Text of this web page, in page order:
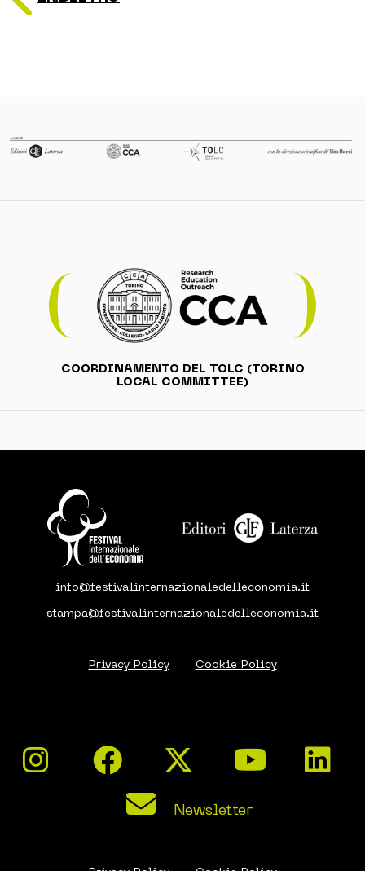
COORDINAMENTO DEL TOLC (TORINO
LOCAL COMMITTEE)
info@festivalinternazionaledelleconomia.it
stampa@festivalinternazionaledelleconomia.it
Privacy Policy Cookie Policy
Newsletter